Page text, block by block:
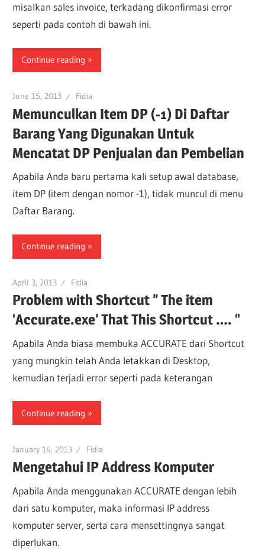
misalkan sales invoice, terkadang dikonfirmasi error
seperti pada contoh di bawah ini.
Continue reading
June 15, 2013 Fidia
Memunculkan Item DP (-1) Di Daftar
Barang Yang Digunakan Untuk
Mencatat DP Penjualan dan Pembelian
Apabila Anda baru pertama kali setup awal database,
item DP (item dengan nomor -1), tidak muncul di menu
Daftar Barang.
Continue reading
April 3, 2013 Fidia
Problem with Shortcut ” The item
‘Accurate.exe’ That This Shortcut …. “
Apabila Anda biasa membuka ACCURATE dari Shortcut
yang mungkin telah Anda letakkan di Desktop,
kemudian terjadi error seperti pada keterangan
Continue reading
January 14, 2013 Fidia
Mengetahui IP Address Komputer
Apabila Anda menggunakan ACCURATE dengan lebih
dari satu komputer, maka informasi IP address
komputer server, serta cara mensettingnya sangat
diperlukan.